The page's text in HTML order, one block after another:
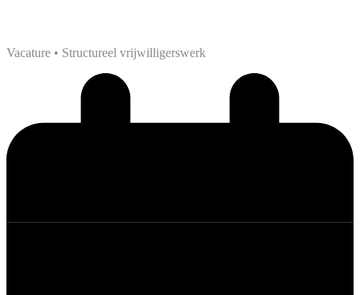
Vacature • Structureel vrijwilligerswerk